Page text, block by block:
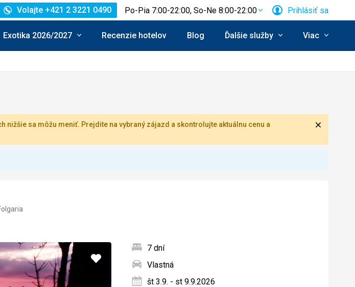
Volajte +421 2 3221 0490 Po-Pia 7:00-22:00, So-Ne 8:00-22:00 Prihlásiť sa
Exotika 2026/2027 Recenzie hotelov Blog Ďalšie služby Viac
nižšie sa môžu meniť. Prejdite na vybraný zájazd a skontrolujte aktuálnu cenu a
Pridať
7 dní
Vlastná
št 3.9. - st 9.9.2026